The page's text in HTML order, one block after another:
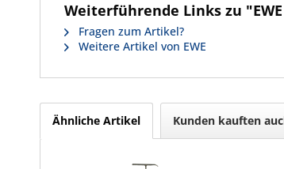
Weiterführende Links zu
Fragen zum Artikel?
Weitere Artikel von EWE
Ähnliche Artikel Kunden kauften